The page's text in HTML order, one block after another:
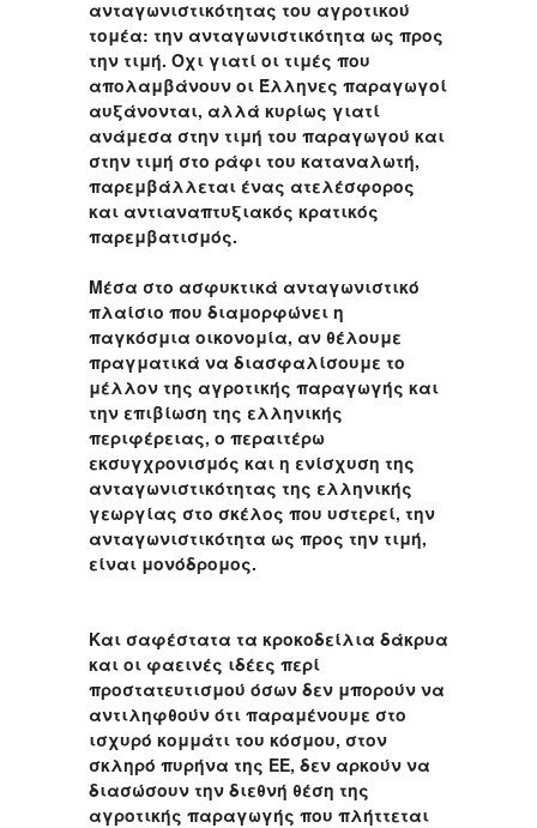
ανταγωνιστικότητας του αγροτικού
τομέα: την ανταγωνιστικότητα ως προς
την τιμή. Όχι γιατί οι τιμές που
απολαμβάνουν οι Έλληνες παραγωγοί
αυξάνονται, αλλά κυρίως γιατί
ανάμεσα στην τιμή του παραγωγού και
στην τιμή στο ράφι του καταναλωτή,
παρεμβάλλεται ένας ατελέσφορος
και αντιαναπτυξιακός κρατικός
παρεμβατισμός.
Μέσα στο ασφυκτικά ανταγωνιστικό
πλαίσιο που διαμορφώνει η
παγκόσμια οικονομία, αν θέλουμε
πραγματικά να διασφαλίσουμε το
μέλλον της αγροτικής παραγωγής και
την επιβίωση της ελληνικής
περιφέρειας, ο περαιτέρω
εκσυγχρονισμός και η ενίσχυση της
ανταγωνιστικότητας της ελληνικής
γεωργίας στο σκέλος που υστερεί, την
ανταγωνιστικότητα ως προς την τιμή,
είναι μονόδρομος.
Και σαφέστατα τα κροκοδείλια δάκρυα
και οι φαεινές ιδέες περί
προστατευτισμού όσων δεν μπορούν να
αντιληφθούν ότι παραμένουμε στο
ισχυρό κομμάτι του κόσμου, στον
σκληρό πυρήνα της ΕΕ, δεν αρκούν να
διασώσουν την διεθνή θέση της
αγροτικής παραγωγής που πλήττεται